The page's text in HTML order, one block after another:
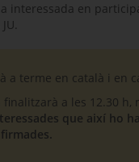
interessada en
a terme en català i en
finalitzarà a les 12.30
que així ho